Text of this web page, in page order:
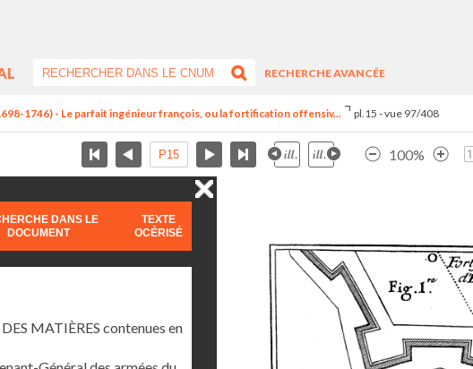
RECHERCHE AVANCÉE
1746) - Le parfait ingénieur françois, ou la fortification offensiv... pl.15 - vue 97/408
100%
DANS LE
DOCUMENT
TEXTE
OCÉRISÉ
MATIÈRES contenues en